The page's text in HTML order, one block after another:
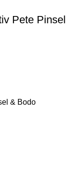
Pete Pinsel
& Bodo